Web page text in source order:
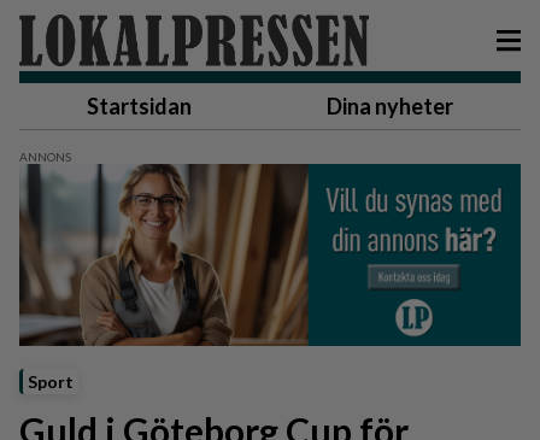
Startsidan Dina nyheter
Sport
Guld i Göteborg Cup för